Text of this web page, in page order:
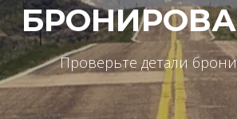
Проверьте детали